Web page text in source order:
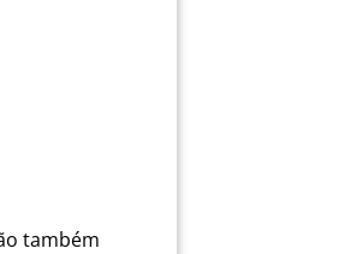
também